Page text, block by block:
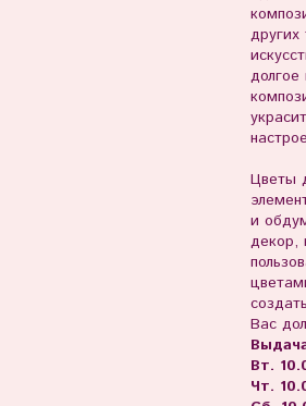
других
Цветы
и
декор,
Вас
Вт.
Чт.